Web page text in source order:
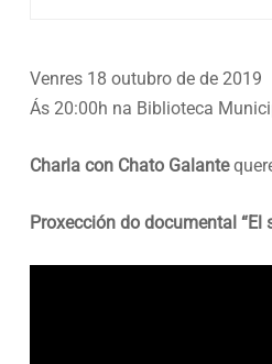
Venres 18 outubro de de 2019
Ás 20:00h na Biblioteca
Charla con Chato Galante
Proxección do documental “El